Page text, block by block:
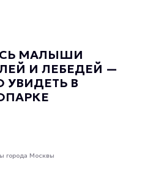
МАЛЫШИ
И ЛЕБЕДЕЙ —
В
города Москвы